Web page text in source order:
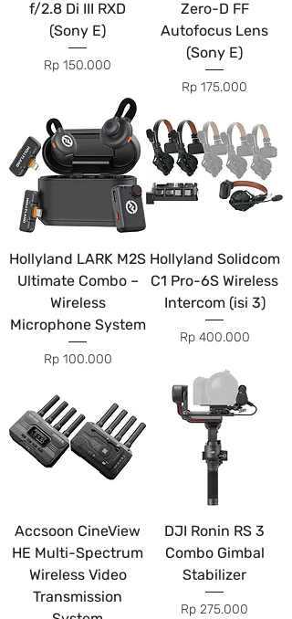
f/2.8 Di III RXD
(Sony E)
Price
Rp 150.000
Zero-D FF
Autofocus Lens
(Sony E)
Price
Rp 175.000
Hollyland LARK M2S
Ultimate Combo –
Wireless
Microphone System
Price
Rp 100.000
Hollyland Solidcom
C1 Pro-6S Wireless
Intercom (isi 3)
Price
Rp 400.000
Accsoon CineView
HE Multi-Spectrum
Wireless Video
Transmission
DJI Ronin RS 3
Combo Gimbal
Stabilizer
Price
Rp 275.000